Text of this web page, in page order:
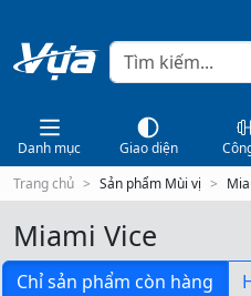
Danh mục Giao diện
Trang chủ
Sản phẩm Mùi vị
Miami Vice
Chỉ sản phẩm còn hàng